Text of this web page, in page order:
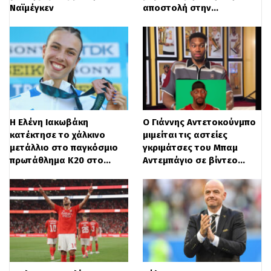
βρείτε στο:
https://x.com/yagosabuncuoglu/status/
Ναϊμέγκεν
αποστολή στην…
Η Ελένη Ιακωβάκη
κατέκτησε το χάλκινο
μετάλλιο στο παγκόσμιο
πρωτάθλημα Κ20 στο…
Ο Γιάννης Αντετοκούνμπο
μιμείται τις αστείες
γκριμάτσες του Μπαμ
Αντεμπάγιο σε βίντεο…